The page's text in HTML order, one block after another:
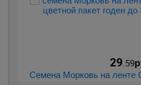
29.59
Семена Морковь на ленте